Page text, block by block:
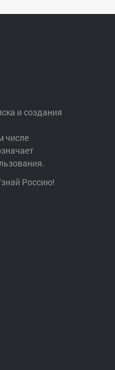
и создания
числе
Россию!